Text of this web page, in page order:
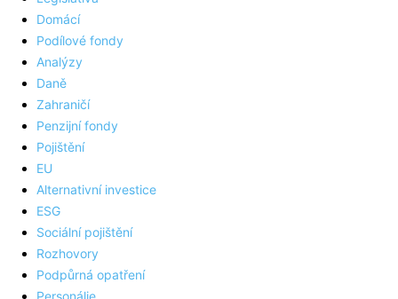
Domácí
Podílové fondy
Analýzy
Daně
Zahraničí
Penzijní fondy
Pojištění
EU
Alternativní investice
ESG
Sociální pojištění
Rozhovory
Podpůrná opatření